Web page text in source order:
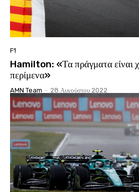
F1
Hamilton: «Τα πράγματα είναι
περίμενα»
AMN Team - 28 Αυγούστου 2022